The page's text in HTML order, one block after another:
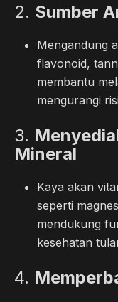
2. Sumber
Mengandung
flavonoid,
membantu
mengurangi
3.
Mineral
Kaya akan
seperti
mendukung
kesehatan
4.